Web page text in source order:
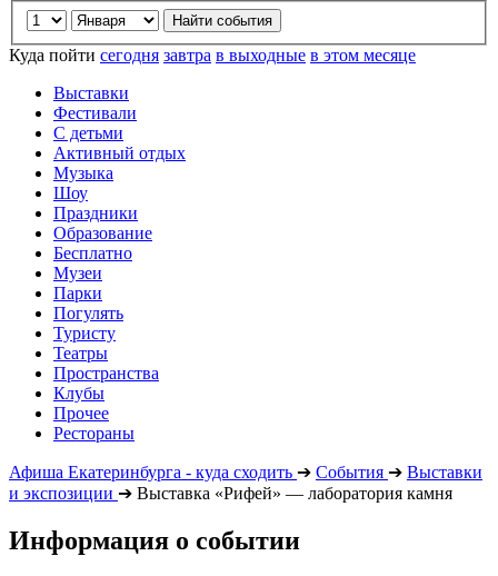
Куда пойти сегодня завтра в выходные в этом месяце
Выставки
Фестивали
С детьми
Активный отдых
Музыка
Шоу
Праздники
Образование
Бесплатно
Музеи
Парки
Погулять
Туристу
Театры
Пространства
Клубы
Прочее
Рестораны
Афиша Екатеринбурга - куда сходить ➔ События ➔ Выставки
и экспозиции ➔ Выставка «Рифей» — лаборатория камня
Информация о событии